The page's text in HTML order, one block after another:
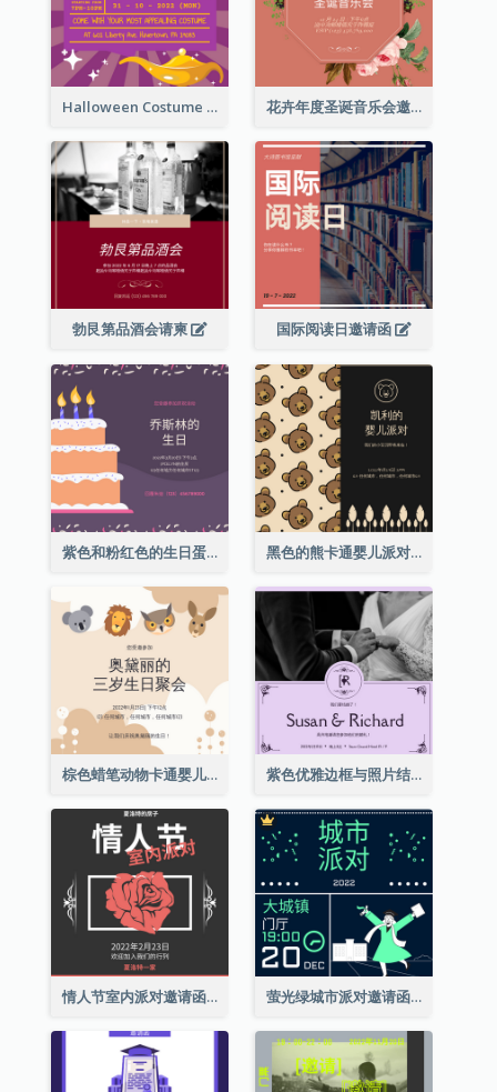
Halloween Costume Party Invitation 花卉年度圣诞音乐会邀请函
勃艮第品酒会请柬 国际阅读日邀请函
紫色和粉红色的生日蛋糕插图聚会请柬 黑色的熊卡通婴儿派对请柬
棕色蜡笔动物卡通婴儿生日邀请 紫色优雅边框与照片结婚请柬
情人节室内派对邀请函 萤光绿城市派对邀请函